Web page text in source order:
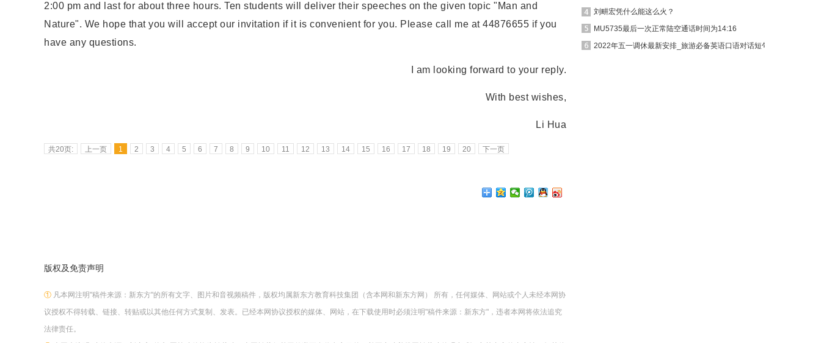
2:00 pm and last for about three hours. Ten students will deliver their speeches on the given topic "Man and
Nature". We hope that you will accept our invitation if it is convenient for you. Please call me at 44876655 if you
have any questions.
I am looking forward to your reply.
With best wishes,
Li Hua
共20页: 上一页 1 2 3 4 5 6 7 8 9 10 11 12 13 14 15 16 17 18 19 20 下一页
版权及免责声明
① 凡本网注明"稿件来源：新东方"的所有文字、图片和音视频稿件，版权均属新东方教育科技集团（含本网和新东方网） 所有，任何媒体、网站或个人未经本网协
议授权不得转载、链接、转贴或以其他任何方式复制、发表。已经本网协议授权的媒体、网站，在下载使用时必须注明"稿件来源：新东方"，违者本网将依法追究
法律责任。
刘畊宏凭什么能这么火？
MU5735最后一次正常陆空通话时间为14:16
2022年五一调休最新安排_旅游必备英语口语对话短句